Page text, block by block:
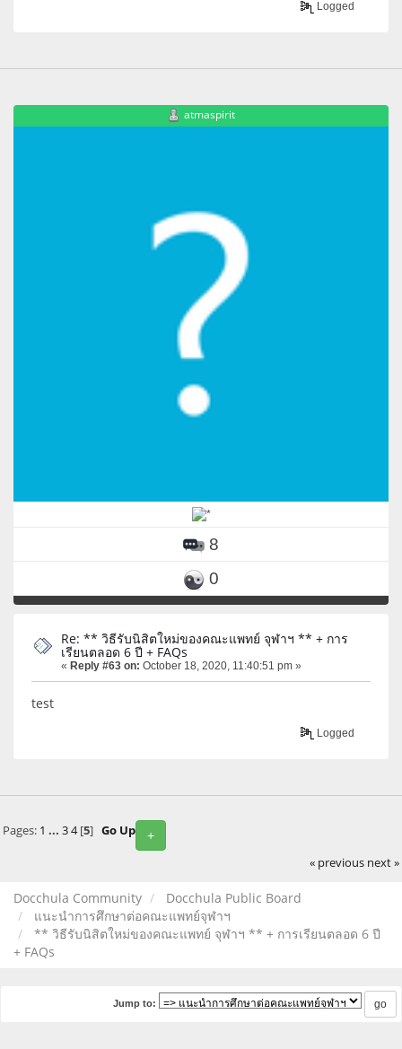
Logged
atmaspirit
8
0
Re: ** วิธีรับนิสิตใหม่ของคณะแพทย์ จุฬาฯ ** + การ
เรียนตลอด 6 ปี + FAQs
« Reply #63 on: October 18, 2020, 11:40:51 pm »
test
Logged
+
Pages: 1 ... 3 4[5] Go Up
« previous next »
Docchula Community
Docchula Public Board
แนะนำการศึกษาต่อคณะแพทย์จุฬาฯ
** วิธีรับนิสิตใหม่ของคณะแพทย์ จุฬาฯ ** + การเรียนตลอด 6 ปี
+ FAQs
Jump to: